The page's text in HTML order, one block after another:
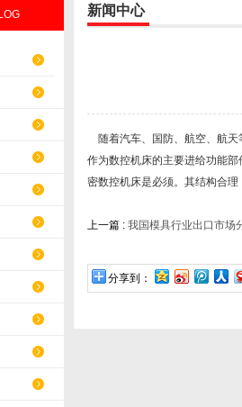
新闻中心
随着汽车、国防、航空、航天
作为数控机床的主要进给功能
密数控机床是必须。其结构合
上一篇 : 我国模具行业出口市场
分享到：